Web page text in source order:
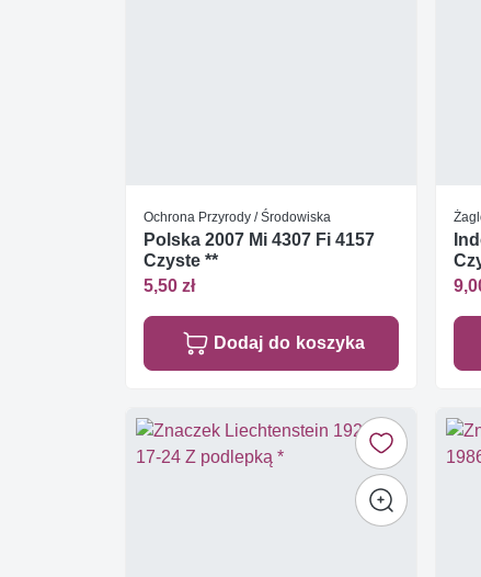
Ochrona Przyrody / Środowiska
Polska 2007 Mi 4307 Fi 4157
Czyste **
5,50 zł
Dodaj do koszyka